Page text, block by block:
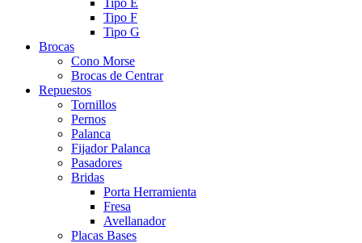
Tipo F
Tipo G
Brocas
Cono Morse
Brocas de Centrar
Repuestos
Tornillos
Pernos
Palanca
Fijador Palanca
Pasadores
Bridas
Porta Herramienta
Fresa
Avellanador
Placas Bases